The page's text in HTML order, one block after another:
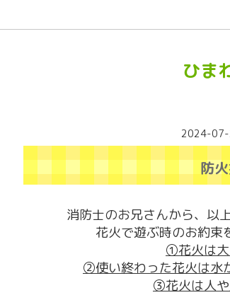
ひま
2024-
防
消防士のお兄さんから、以
花火で遊ぶ時のお約束
①花火は
②使い終わった花火は水
③花火は人